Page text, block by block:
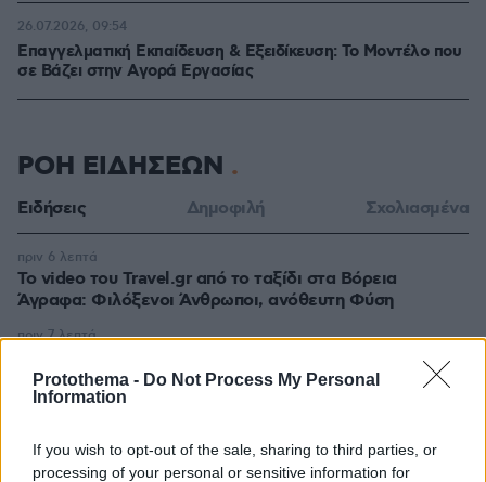
Protothema - Do Not Process My Personal
Information
If you wish to opt-out of the sale, sharing to third parties, or
processing of your personal or sensitive information for
Επαγγελματική Εκπαίδευση & Εξειδίκευση: Το Mοντέλο που
σε Bάζει στην Aγορά Eργασίας
26.07.2026, 09:54
ΡΟΗ ΕΙΔΗΣΕΩΝ
Ειδήσεις Δημοφιλή Σχολιασμένα
To video του Travel.gr από το ταξίδι στα Βόρεια
Άγραφα: Φιλόξενοι Άνθρωποι, ανόθευτη Φύση
πριν 6 λεπτά
Νέο αεροδρόμιο Ηρακλείου στο Καστέλι: Υπογραφή
σύμβασης για συστήματα αεροναυτιλίας
πριν 7 λεπτά
κάνουμε αν βρούμε έναν στον δρόμο